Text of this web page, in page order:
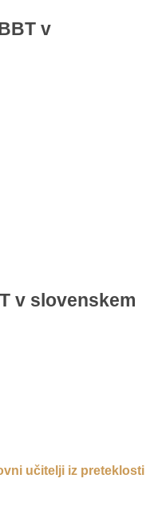
v
v slovenskem
učitelji iz preteklosti